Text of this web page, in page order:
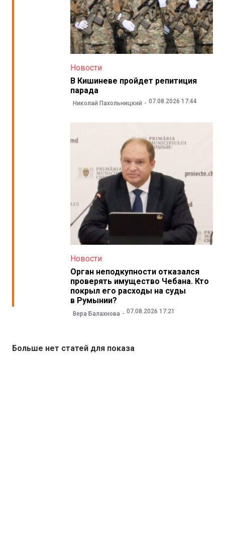
Новости
В Кишиневе пройдет репитиция
парада
Николай Пахольницкий 07.08.2026 17:44
Новости
Орган неподкупности отказался
проверять имущество Чебана. Кто
покрыл его расходы на суды
в Румынии?
Вера Балахнова 07.08.2026 17:21
Больше нет статей для показа